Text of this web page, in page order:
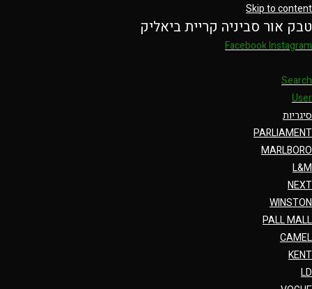
Skip to content
טבק אור סביניה קריית ביאליק
FacebookInstagram
Search
User
סיגריות
PARLIAMENT
MARLBORO
L&M
NEXT
WINSTON
PALL MALL
CAMEL
KENT
LD